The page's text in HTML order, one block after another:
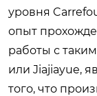
уровня
опыт
работы с
или Jiajiayue,
того, что